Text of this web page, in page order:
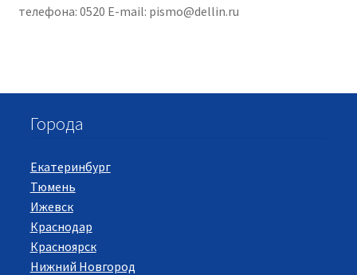
телефона: 0520 E-mail: pismo@dellin.ru
Города
Екатеринбург
Тюмень
Ижевск
Краснодар
Красноярск
Нижний Новгород